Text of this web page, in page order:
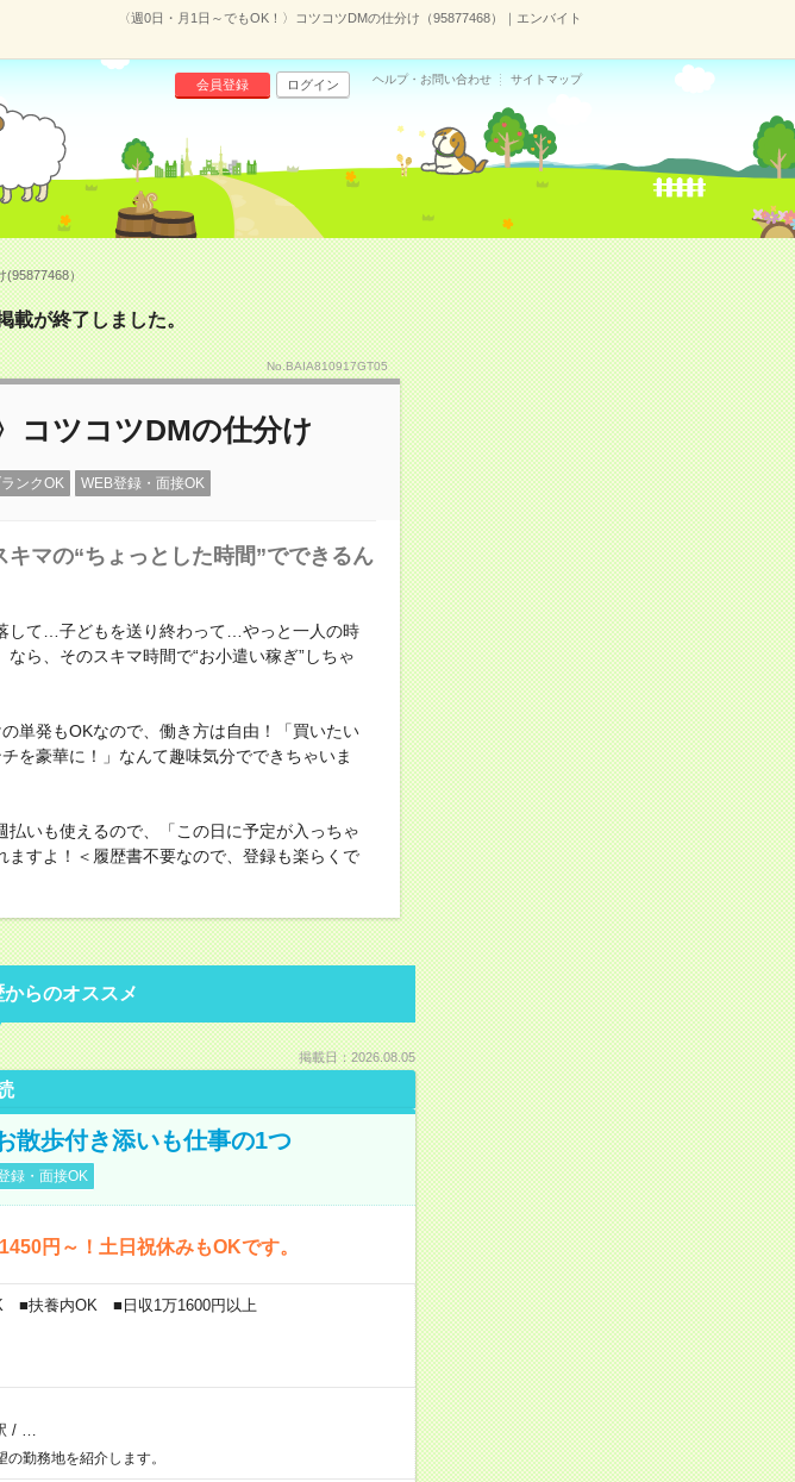
〈週0日・月1日～でもOK！〉コツコツDMの仕分け（95877468）｜エンバイト
会員登録 ログイン ヘルプ・お問い合わせ サイトマップ
(95877468）
載が終了しました。
No.BAIA810917GT05
コツコツDMの仕分け
ンクOK WEB登録・面接OK
マの“ちょっとした時間”でできるん
して…子どもを送り終わって…やっと一人の時
ら、そのスキマ時間で“お小遣い稼ぎ”しちゃ
単発もOKなので、働き方は自由！「買いたい
を豪華に！」なんて趣味気分でできちゃいま
払いも使えるので、「この日に予定が入っちゃ
すよ！＜履歴書不要なので、登録も楽らくで
らのオススメ
掲載日：2026.08.05
散歩付き添いも仕事の1つ
録・面接OK
円～！土日祝休みもOKです。
■扶養内OK ■日収1万1600円以上
/
勤務地を紹介します。